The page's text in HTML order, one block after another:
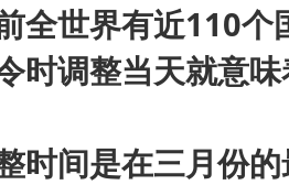
全世界有近110个
时调整当天就意
时间是在三月份